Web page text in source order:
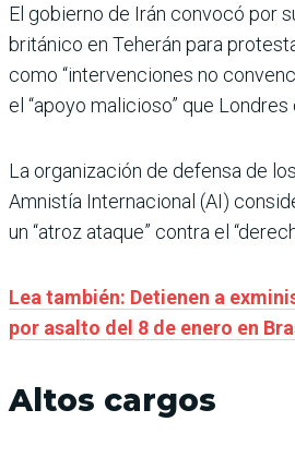
El gobierno de Irán convocó por
británico en Teherán para
como “intervenciones no
el “apoyo malicioso” que Londres
La organización de defensa de
Amnistía Internacional (AI)
un “atroz ataque” contra el
Lea también: Detienen a
por asalto del 8 de enero en
Altos cargos